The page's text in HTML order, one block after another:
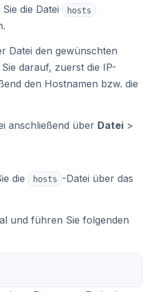
die Datei
hosts
Datei den gewünschten
darauf, zuerst die IP-
den Hostnamen bzw. die
anschließend über Datei >
die hosts
-Datei über das
und führen Sie folgenden